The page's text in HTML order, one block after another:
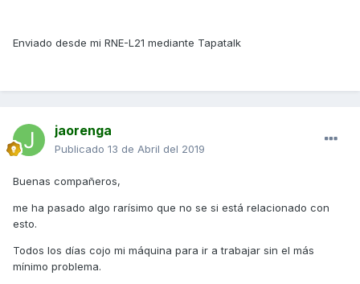
Enviado desde mi RNE-L21 mediante Tapatalk
jaorenga
Publicado 13 de Abril del 2019
Buenas compañeros,
me ha pasado algo rarísimo que no se si está relacionado con
esto.
Todos los días cojo mi máquina para ir a trabajar sin el más
mínimo problema.